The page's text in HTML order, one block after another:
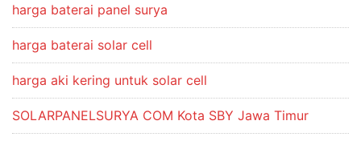
harga baterai panel surya
harga baterai solar cell
harga aki kering untuk solar cell
SOLARPANELSURYA COM Kota SBY Jawa Timur